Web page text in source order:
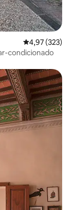
4,97 de uma
4,97 (323)
condicionado